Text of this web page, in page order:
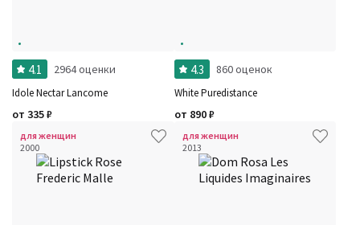
4.1 2964 оценки
Idole Nectar Lancome
от 335₽
4.3 860 оценок
White Puredistance
от 890₽
для женщин
2000
для женщин
2013